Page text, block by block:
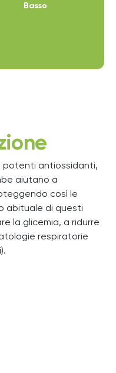
Basso
potenti antiossidanti,
aiutano a
così le
abituale di questi
la glicemia, a ridurre
respiratorie